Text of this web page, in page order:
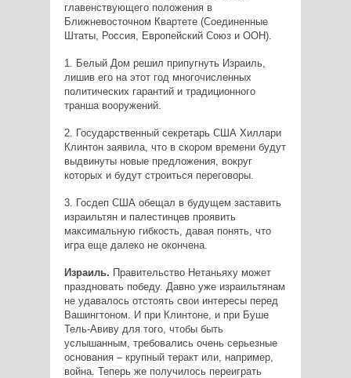
главенствующего положения в
Ближневосточном Квартете (Соединенные
Штаты, Россия, Европейский Союз и ООН).
1. Белый Дом решил припугнуть Израиль,
лишив его на этот год многочисленных
политических гарантий и традиционного
транша вооружений.
2. Государственный секретарь США Хиллари
Клинтон заявила, что в скором времени будут
выдвинуты новые предложения, вокруг
которых и будут строиться переговоры.
3. Госдеп США обещал в будущем заставить
израильтян и палестинцев проявить
максимальную гибкость, давая понять, что
игра еще далеко не окончена.
Израиль. Правительство Нетаньяху может
праздновать победу. Давно уже израильтянам
не удавалось отстоять свои интересы перед
Вашингтоном. И при Клинтоне, и при Буше
Тель-Авиву для того, чтобы быть
услышанным, требовались очень серьезные
основания – крупный теракт или, например,
война. Теперь же получилось переиграть